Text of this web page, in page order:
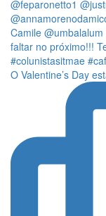
O Valentine’s Day